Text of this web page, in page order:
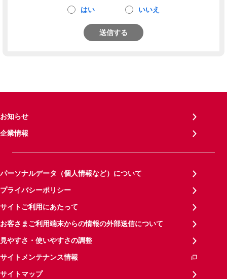
はい いいえ
送信する
お知らせ
企業情報
パーソナルデータ（個人情報など）について
プライバシーポリシー
サイトご利用にあたって
お客さまご利用端末からの情報の外部送信について
見やすさ・使いやすさの調整
サイトメンテナンス情報
サイトマップ